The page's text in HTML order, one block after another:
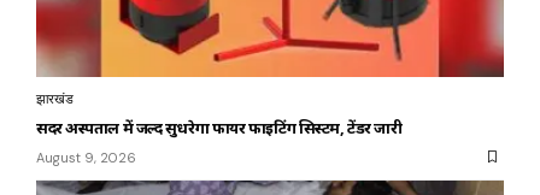
झारखंड
सदर अस्पताल में जल्द सुधरेगा फायर फाइटिंग सिस्टम, टेंडर जारी
August 9, 2026